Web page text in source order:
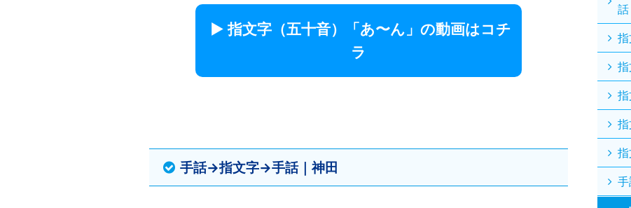
▶ 指文字（五十音）「あ〜ん」の動画はコチ
ラ
手話→指文字→手話｜神田
話
指
指
指
指
指
手